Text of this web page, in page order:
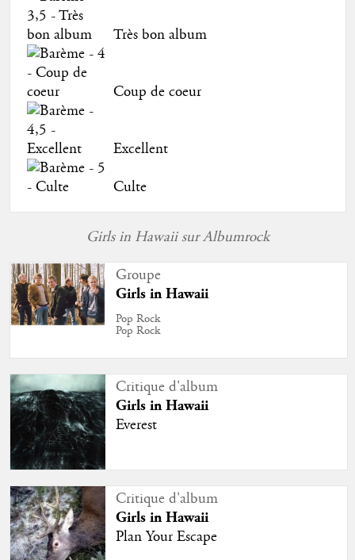
Très bon album
Coup de coeur
Excellent
Culte
Girls in Hawaii sur Albumrock
Groupe
Girls in Hawaii
Pop Rock
Pop Rock
Critique d'album
Girls in Hawaii
Everest
Critique d'album
Girls in Hawaii
Plan Your Escape